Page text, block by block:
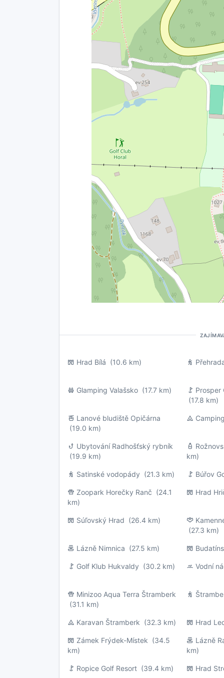
Hrad Bílá (10.6 km)
Glamping Valašsko (17.7 km)
Prosper
(17.8 km)
Lanové bludiště Opičárna
(19.0 km)
Ubytování Radhošťský rybník
(19.9 km)
km)
Satinské vodopády (21.3 km) Búřov
Zoopark Horečky Ranč (24.1
km)
Hrad
Súľovský Hrad (26.4 km)
(27.3 km)
Lázně Nimnica (27.5 km)
Golf Klub Hukvaldy (30.2 km) Vodní
Minizoo Aqua Terra Štramberk
(31.1 km)
Karavan Štramberk (32.3 km) Hrad
Zámek Frýdek-Místek (34.5
km)
Lázně
km)
Ropice Golf Resort (39.4 km) Hrad